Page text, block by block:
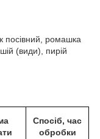
посівний, ромашка
(види), пирій
Спосіб, час
обробки